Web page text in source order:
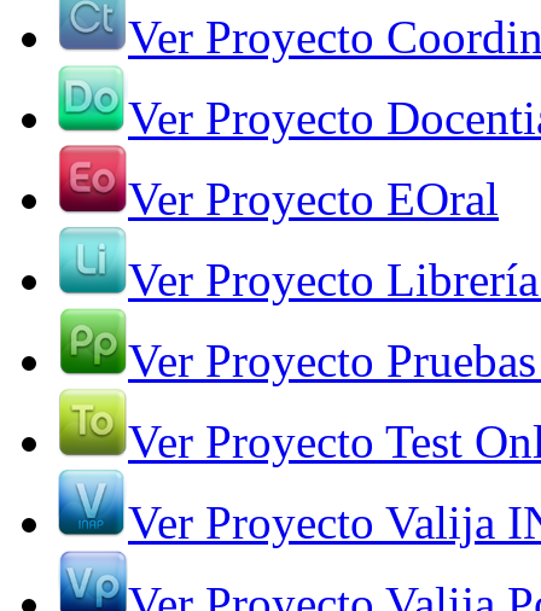
Ver Proyecto
Ver Proyecto
Ver Proyecto EOral
Ver Proyecto
Ver Proyecto
Ver Proyecto Test
Ver Proyecto Valija